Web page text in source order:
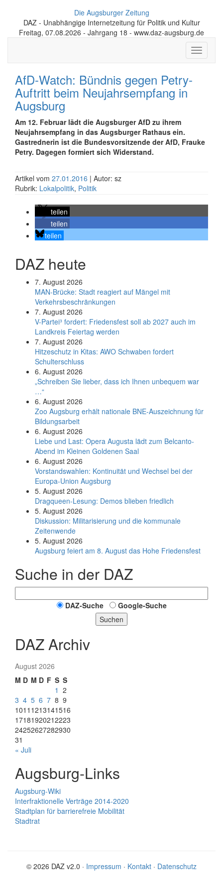
Die Augsburger Zeitung
DAZ - Unabhängige Internetzeitung für Politik und Kultur
Freitag, 07.08.2026 - Jahrgang 18 - www.daz-augsburg.de
Toggle
AfD-Watch: Bündnis gegen Petry-
Auftritt beim Neujahrsempfang in
Augsburg
Am 12. Februar lädt die Augsburger AfD zu ihrem
Neujahrsempfang in das Augsburger Rathaus ein.
Gastrednerin ist die Bundesvorsitzende der AfD, Frauke
Petry. Dagegen formiert sich Widerstand.
Artikel vom 27.01.2016 | Autor: sz
Rubrik: Lokalpolitik, Politik
teilen
teilen
teilen
DAZ heute
7. August 2026
MAN-Brücke: Stadt reagiert auf Mängel mit
Verkehrsbeschränkungen
7. August 2026
V-Partei­³ fordert: Friedens­fest soll ab 2027 auch im
Land­kreis Feier­tag werden
7. August 2026
Hitzeschutz in Kitas: AWO Schwaben fordert
Schulterschluss
6. August 2026
„Schreiben Sie lieber, dass ich Ihnen unbequem war
…“
6. August 2026
Zoo Augsburg erhält nationale BNE-Auszeichnung für
Bildungsarbeit
6. August 2026
Liebe und Last: Opera Augusta lädt zum Belcanto-
Abend im Kleinen Goldenen Saal
6. August 2026
Vorstandswahlen: Kontinuität und Wechsel bei der
Europa-Union Augsburg
5. August 2026
Dragqueen-Lesung: Demos blieben friedlich
5. August 2026
Diskussion: Mi­li­ta­ri­sie­rung und die kommunale
Zeitenwende
5. August 2026
Augsburg feiert am 8. August das Hohe Friedensfest
Suche in der DAZ
DAZ-Suche
Google-Suche
Suchen
DAZ Archiv
August 2026
M D M D F S S
1 2
3 4 5 6 7 8 9
1011 1213141516
17181920212223
24252627282930
31
« Juli
Augsburg-Links
Augsburg-Wiki
Interfraktionelle Verträge 2014-2020
Stadtplan für barrierefreie Mobilität
Stadtrat
© 2026 DAZ v2.0 · Impressum · Kontakt · Datenschutz